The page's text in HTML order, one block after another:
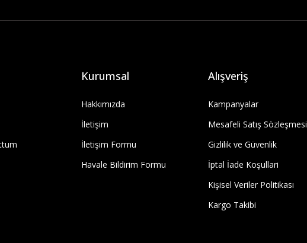
Kurumsal
Hakkımızda
İletişim
İletişim Formu
Havale Bildirim Formu
Alışveriş
Kampanyalar
Mesafeli Satış Sözleşmesi
Gizlilik ve Güvenlik
İptal İade Koşullari
Kişisel Veriler Politikası
Kargo Takibi